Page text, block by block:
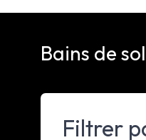
Bains de
Filtrer